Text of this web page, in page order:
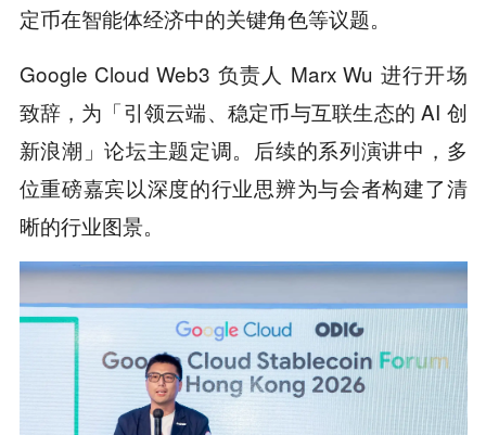
定币在智能体经济中的关键角色等议题。
Google Cloud Web3 负责人 Marx Wu 进行开场
致辞，为「引领云端、稳定币与互联生态的 AI 创
新浪潮」论坛主题定调。后续的系列演讲中，多
位重磅嘉宾以深度的行业思辨为与会者构建了清
晰的行业图景。